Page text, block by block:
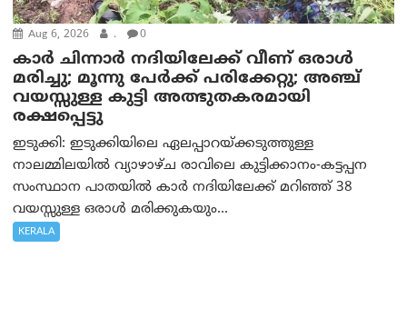
Aug 6, 2026 . 0
കാര്‍ ചിന്നാര്‍ നദിയിലേക്ക് വീണ് ഒരാള്‍
മരിച്ചു; മൂന്നു പേര്‍ക്ക് പരിക്കേറ്റു; അഞ്ച്
വയസ്സുള്ള കുട്ടി അത്ഭുതകരമായി
രക്ഷപ്പെട്ടു
ഇടുക്കി: ഇടുക്കിയിലെ ഏലപ്പാറയ്ക്കടുത്തുള്ള
നാലമ്മിലയിൽ വ്യാഴാഴ്ച രാവിലെ കുട്ടിക്കാനം-കട്ടപ്പന
സംസ്ഥാന പാതയിൽ കാർ നദിയിലേക്ക് മറിഞ്ഞ് 38
വയസ്സുള്ള ഒരാൾ മരിക്കുകയും...
KERALA